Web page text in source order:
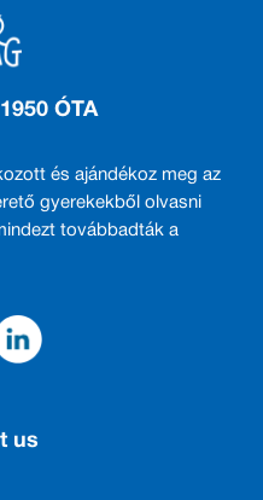
ÓTA
és ajándékoz meg az
gyerekekből olvasni
továbbadták a
us